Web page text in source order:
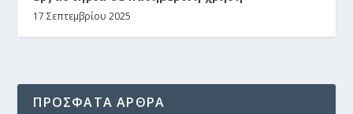
17 Σεπτεμβρίου 2025
ΠΡΟΣΦΑΤΑ ΑΡΘΡΑ